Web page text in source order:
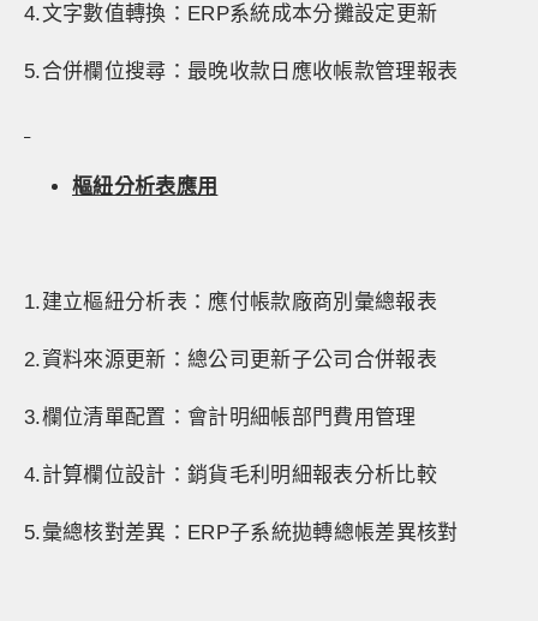
4.文字數值轉換：ERP系統成本分攤設定更新
5.合併欄位搜尋：最晚收款日應收帳款管理報表
樞紐分析表應用
1.建立樞紐分析表：應付帳款廠商別彙總報表
2.資料來源更新：總公司更新子公司合併報表
3.欄位清單配置：會計明細帳部門費用管理
4.計算欄位設計：銷貨毛利明細報表分析比較
5.彙總核對差異：ERP子系統拋轉總帳差異核對